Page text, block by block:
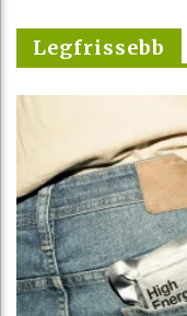
Legfrissebb